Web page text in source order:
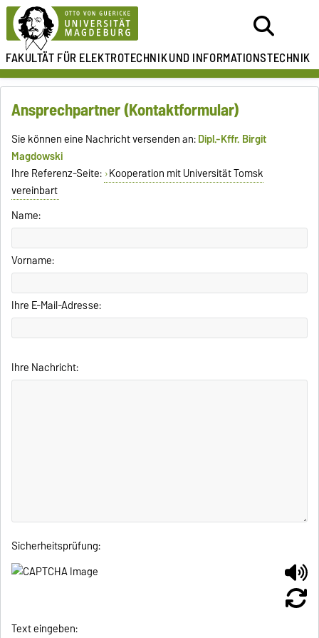
FAKULTÄT FÜR ELEKTROTECHNIKUND INFORMATIONSTECHNIK
Ansprechpartner (Kontaktformular)
Sie können eine Nachricht versenden an:Dipl.-Kffr. Birgit
Magdowski
Ihre Referenz-Seite: Kooperation mit Universität Tomsk
vereinbart
Name:
Vorname:
Ihre E-Mail-Adresse:
Ihre Nachricht:
Sicherheitsprüfung:
Text eingeben: